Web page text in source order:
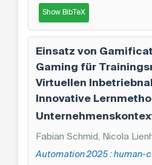
Show BibTeX
Einsatz von
Gaming für
Virtuellen
Innovative
Fabian Schmid, Nicola
Automation 2025 : human-